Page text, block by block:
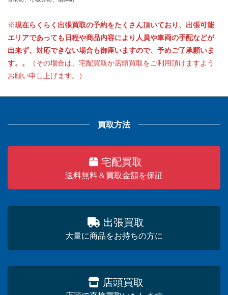
※現在らくらく出張買取の予約をたくさん頂いており、出張可能
エリアであっても日程や商品内容により人員や車両の手配などが
出来ず、対応できない場合も御座いますので、予めご了承願いま
す。。
（その場合は、宅配買取か店頭買取をご利用頂けますよう
お願い申し上げます。）
買取方法
宅配買取
送料無料＆買取金額を保証
出張買取
大量に商品をお持ちの方に
店頭買取